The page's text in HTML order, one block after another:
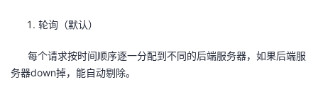
轮询（默认）
每个请求按时间顺序逐一分配到不同的后端服务器，如果后端服
务器down掉，能自动剔除。